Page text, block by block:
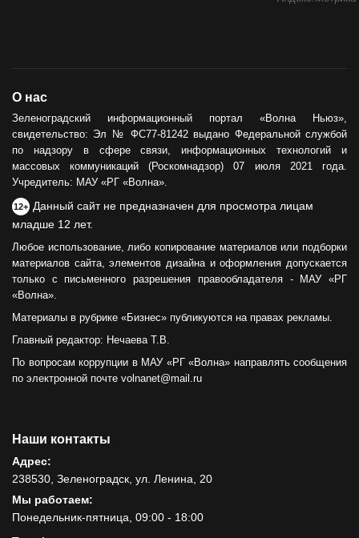
О нас
Зеленоградский информационный портал «Волна Ньюз»,
свидетельство: Эл № ФС77-81242 выдано Федеральной службой
по надзору в сфере связи, информационных технологий и
массовых коммуникаций (Роскомнадзор) 07 июля 2021 года.
Учредитель: МАУ «РГ «Волна».
12+ Данный сайт не предназначен для просмотра лицам
младше 12 лет.
Любое использование, либо копирование материалов или подборки
материалов сайта, элементов дизайна и оформления допускается
только с письменного разрешения правообладателя - МАУ «РГ
«Волна».
Материалы в рубрике «Бизнес» публикуются на правах рекламы.
Главный редактор: Нечаева Т.В.
По вопросам коррупции в МАУ «РГ «Волна» направлять сообщения
по электронной почте volnanet@mail.ru
Наши контакты
Адрес:
238530, Зеленоградск, ул. Ленина, 20
Мы работаем:
Понедельник-пятница, 09:00 - 18:00